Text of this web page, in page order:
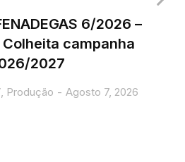
6/2026 –
campanha
2027
, Produção Agosto 7, 2026